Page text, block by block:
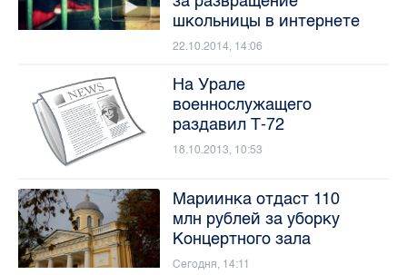
школьницы в интернете
22.10.2014, 14:06
На Урале
военнослужащего
раздавил Т-72
18.10.2013, 10:53
Мариинка отдаст 110
млн рублей за уборку
Концертного зала
Сегодня, 14:11